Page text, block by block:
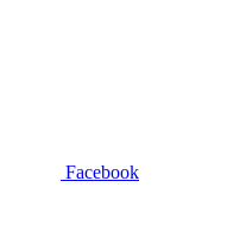
Facebook